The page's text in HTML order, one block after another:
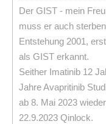
Der GIST - mein
muss er auch
Entstehung 2001,
als GIST erkannt.
Seither Imatinib 12
Jahre Avapritinib
ab 8. Mai 2023
22.9.2023 Qinlock.